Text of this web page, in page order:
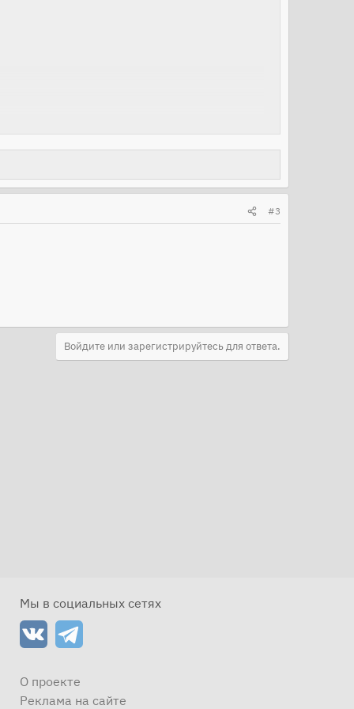
#3
Войдите или зарегистрируйтесь для ответа.
Мы в социальных сетях
О проекте
Реклама на сайте